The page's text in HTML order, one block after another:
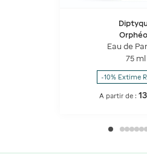
Eau de
75 ml
-10% Extime
A partir de :